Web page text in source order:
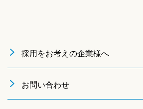
採用をお考えの企業様へ
お問い合わせ